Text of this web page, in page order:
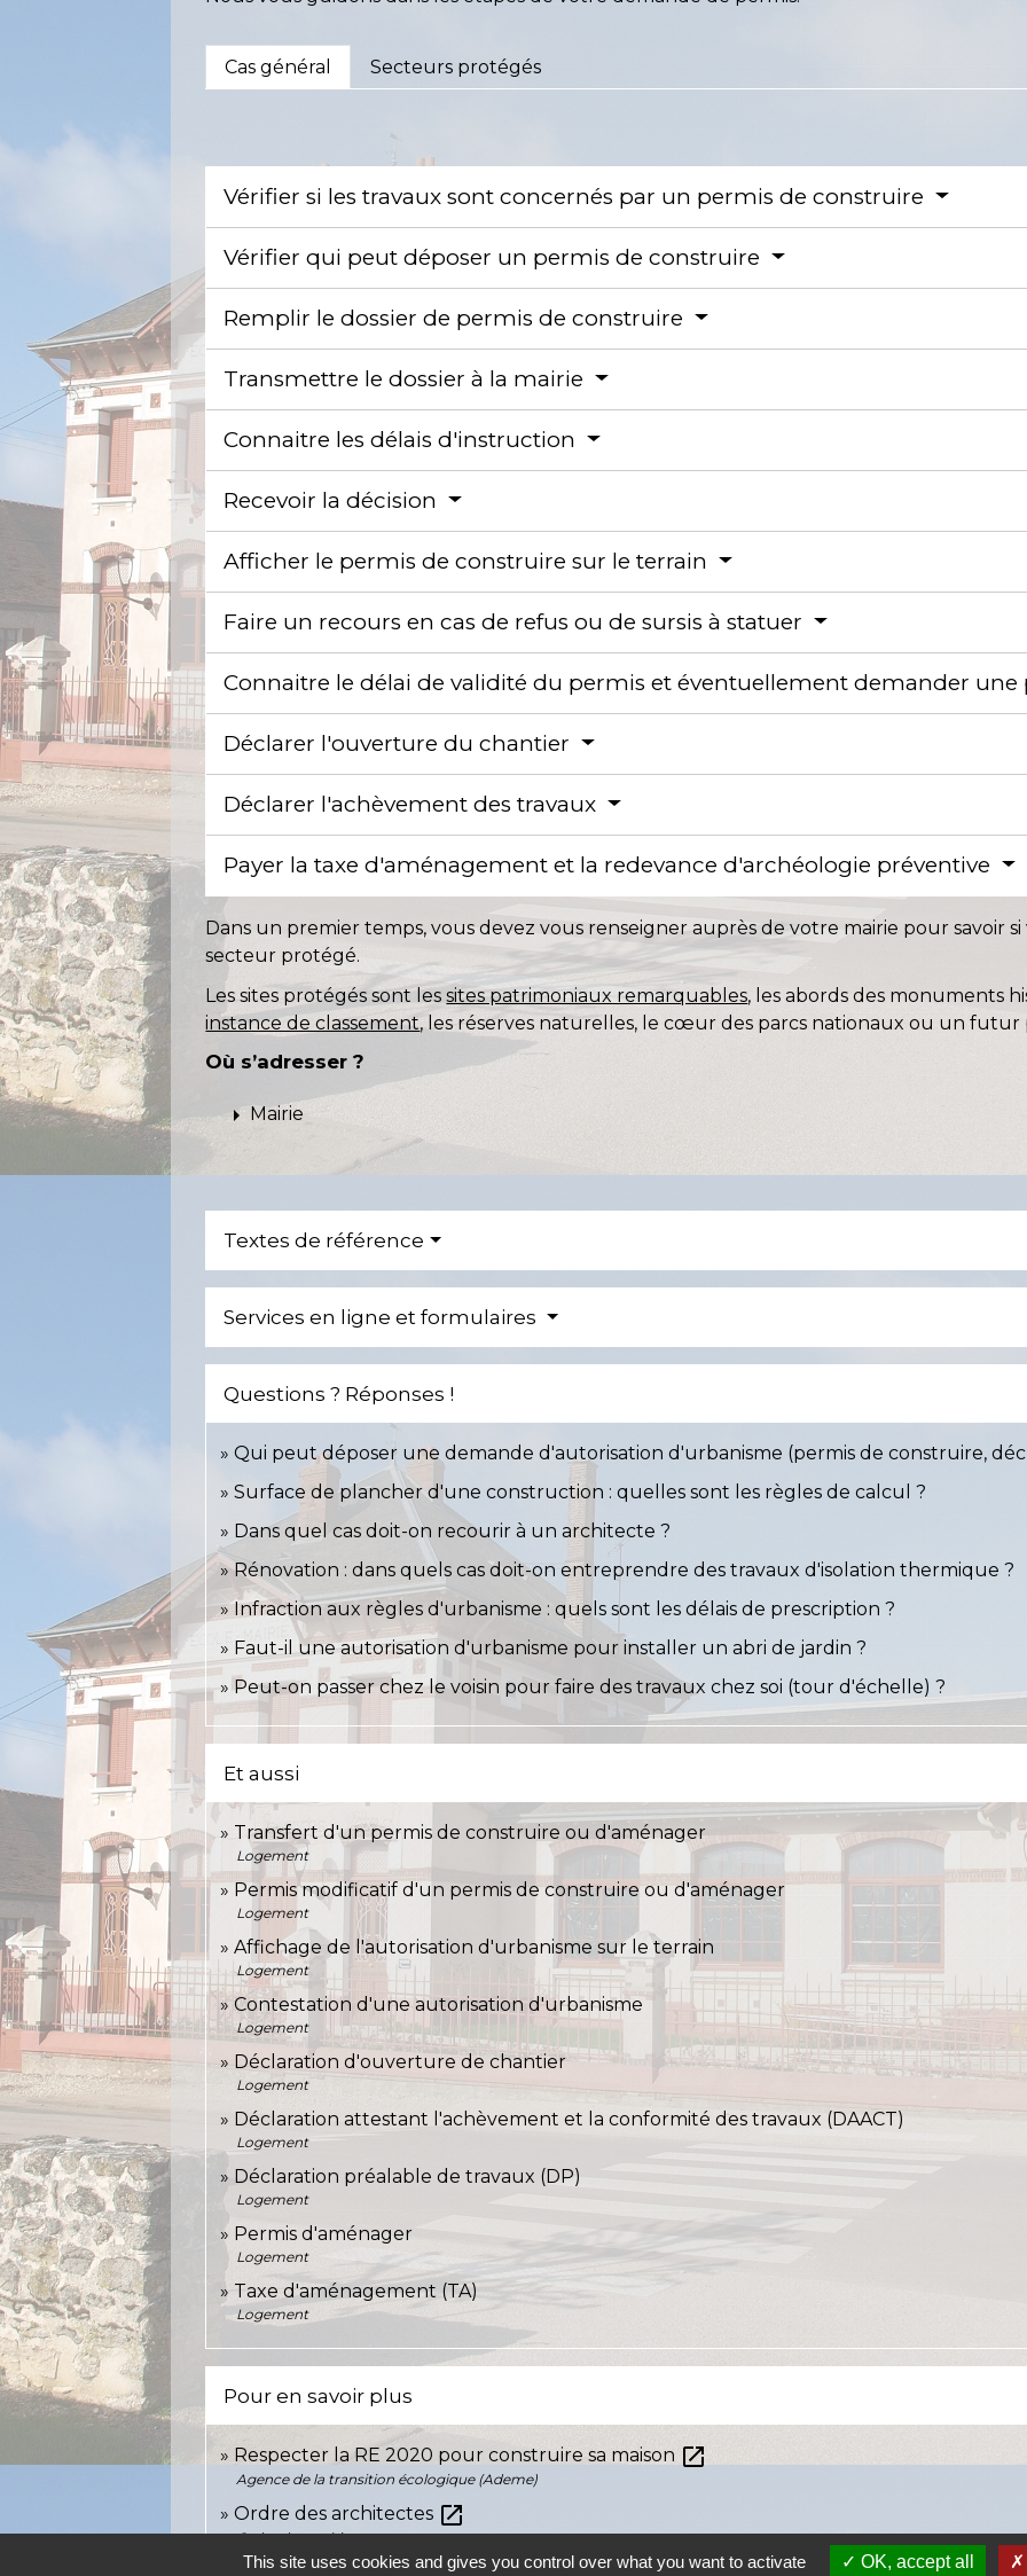
Cas général Secteurs protégés
Vérifier si les travaux sont concernés par un permis de construire
Vérifier qui peut déposer un permis de construire
Remplir le dossier de permis de construire
Transmettre le dossier à la mairie
Connaitre les délais d'instruction
Recevoir la décision
Afficher le permis de construire sur le terrain
Faire un recours en cas de refus ou de sursis à statuer
Connaitre le délai de validité du permis et éventuellement demander
Déclarer l'ouverture du chantier
Déclarer l'achèvement des travaux
Payer la taxe d'aménagement et la redevance d'archéologie préventive
Dans un premier temps, vous devez vous renseigner auprès de votre mairie pour savoir
secteur protégé.
Les sites protégés sont lessites patrimoniaux remarquables, les abords des monuments
instance de classement, les réserves naturelles, le cœur des parcs nationaux ou un futur
Où s’adresser ?
arrow_right Mairie
Textes de référence
Services en ligne et formulaires
Questions ? Réponses !
Qui peut déposer une demande d'autorisation d'urbanisme (permis de construire,
Surface de plancher d'une construction : quelles sont les règles de calcul ?
Dans quel cas doit-on recourir à un architecte ?
Rénovation : dans quels cas doit-on entreprendre des travaux d'isolation thermique ?
Infraction aux règles d'urbanisme : quels sont les délais de prescription ?
Faut-il une autorisation d'urbanisme pour installer un abri de jardin ?
Peut-on passer chez le voisin pour faire des travaux chez soi (tour d'échelle) ?
Et aussi
Transfert d'un permis de construire ou d'aménager
Logement
Permis modificatif d'un permis de construire ou d'aménager
Logement
Affichage de l'autorisation d'urbanisme sur le terrain
Logement
Contestation d'une autorisation d'urbanisme
Logement
Déclaration d'ouverture de chantier
Logement
Déclaration attestant l'achèvement et la conformité des travaux (DAACT)
Logement
Déclaration préalable de travaux (DP)
Logement
Permis d'aménager
Logement
Taxe d'aménagement (TA)
Logement
Pour en savoir plus
Respecter la RE 2020 pour construire sa maison open_in_new
Agence de la transition écologique (Ademe)
Ordre des architectes open_in_new
Ordre des architectes
This site uses cookies and gives you control over what you want to activate OK, accept all